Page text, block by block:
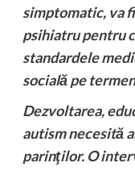
simptomatic, va
psihiatru pentru
standardele
socială pe
Dezvoltarea,
autism necesită
parinţilor. O